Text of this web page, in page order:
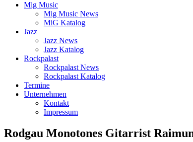
Mig Music
Mig Music News
MiG Katalog
Jazz
Jazz News
Jazz Katalog
Rockpalast
Rockpalast News
Rockpalast Katalog
Termine
Unternehmen
Kontakt
Impressum
Rodgau Monotones Gitarrist